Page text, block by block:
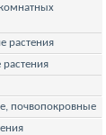
растения
почвопокровные